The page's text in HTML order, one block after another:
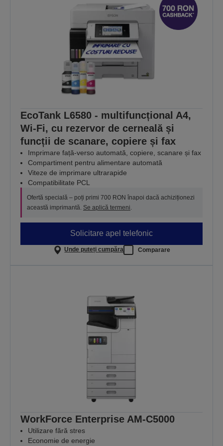
EcoTank L6580 - multifuncțional A4,
Wi-Fi, cu rezervor de cerneală și
funcții de scanare, copiere și fax
Imprimare față-verso automată, copiere, scanare și fax
Compartiment pentru alimentare automată
Viteze de imprimare ultrarapide
Compatibilitate PCL
Ofertă specială – poți primi 700 RON înapoi dacă achiziționezi
această imprimantă. Se aplică termeni
Solicitare apel telefonic
Unde puteți cumpăra Comparare
WorkForce Enterprise AM-C5000
Utilizare fără stres
Economie de energie